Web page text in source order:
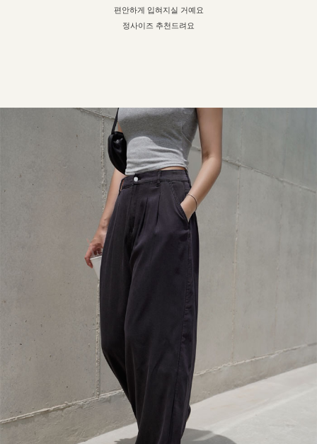
편안하게 입혀지실 거예요
정사이즈 추천드려요